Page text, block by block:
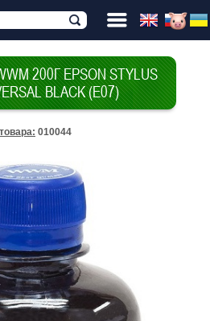
200Г EPSON STYLUS
BLACK (E07)
: 010044